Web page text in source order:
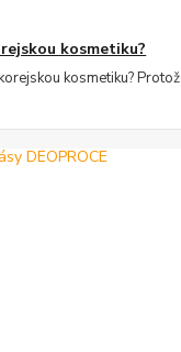
kosmetiku?
kosmetiku?